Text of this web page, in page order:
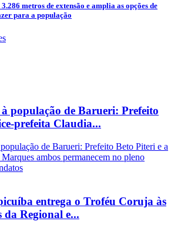
metros de extensão e amplia as opções de
para a população
à população de Barueri: Prefeito
prefeita Claudia...
entrega o Troféu Coruja às
da Regional e...